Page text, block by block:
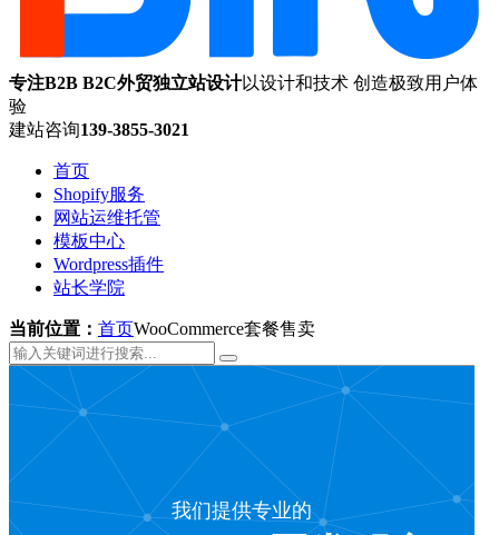
专注B2B B2C外贸独立站设计以设计和技术 创造极致用户体
验
建站咨询139-3855-3021
首页
Shopify服务
网站运维托管
模板中心
Wordpress插件
站长学院
当前位置： 首页WooCommerce套餐售卖